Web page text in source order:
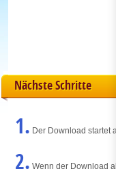
Nächste Schritte
1. Der Download startet
2. Wenn der Download